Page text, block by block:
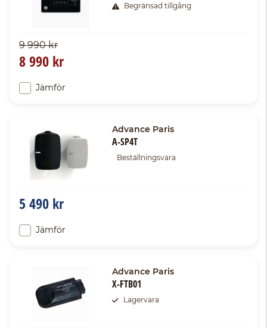
Begränsad tillgång
9 990 kr
8 990 kr
Jämför
Advance Paris
A-SP4T
Beställningsvara
5 490 kr
Jämför
Advance Paris
X-FTB01
Lagervara